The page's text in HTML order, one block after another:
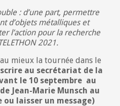
: d’une part, permettre
d’objets métalliques et
l’action pour la recherche
2021.
mieux la tournée dans le
au secrétariat de la
le 10 septembre au
Jean-Marie Munsch au
ou laisser un message)